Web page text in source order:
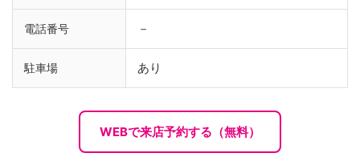
電話番号 －
駐車場 あり
WEBで来店予約する（無料）